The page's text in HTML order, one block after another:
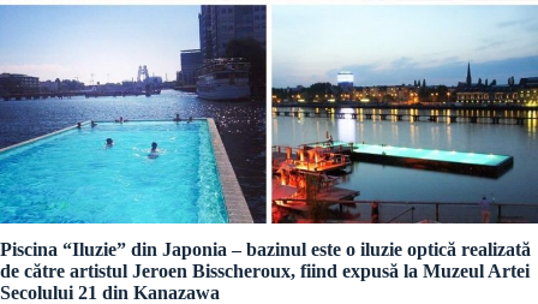
Piscina “Iluzie” din Japonia – bazinul este o iluzie optică realizată
de către artistul Jeroen Bisscheroux, fiind expusă la Muzeul Artei
Secolului 21 din Kanazawa